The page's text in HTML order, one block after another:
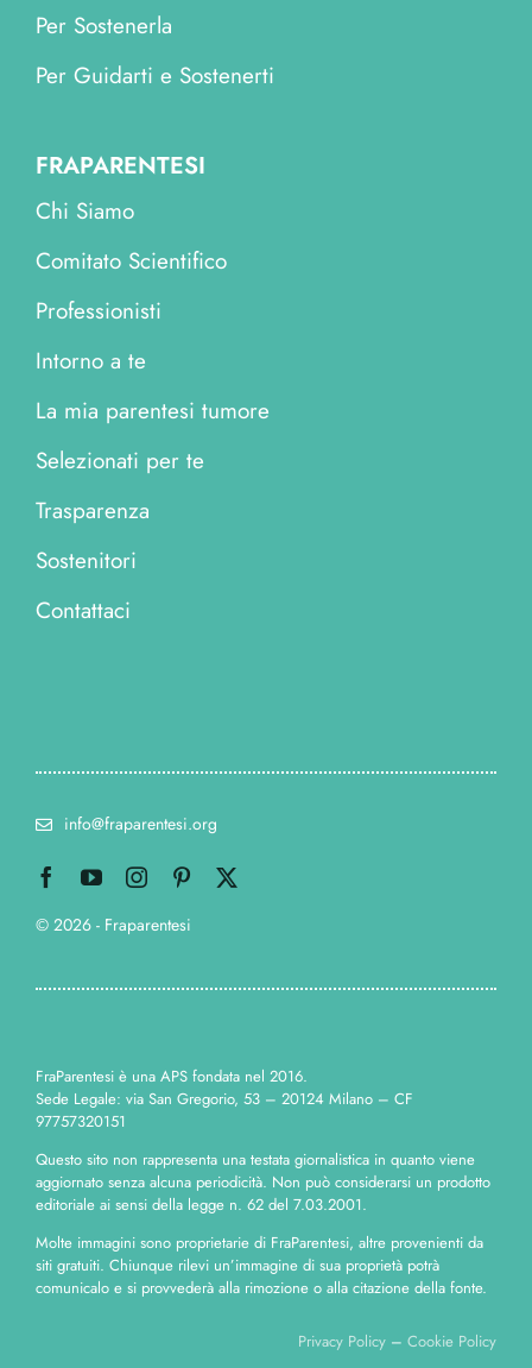
Per Sostenerla
Per Guidarti e Sostenerti
FRAPARENTESI
Chi Siamo
Comitato Scientifico
Professionisti
Intorno a te
La mia parentesi tumore
Selezionati per te
Trasparenza
Sostenitori
Contattaci
info@fraparentesi.org
© 2026 - Fraparentesi
FraParentesi è una APS fondata nel 2016.
Sede Legale: via San Gregorio, 53 – 20124 Milano – CF
97757320151
Questo sito non rappresenta una testata giornalistica in quanto viene
aggiornato senza alcuna periodicità. Non può considerarsi un prodotto
editoriale ai sensi della legge n. 62 del 7.03.2001.
Molte immagini sono proprietarie di FraParentesi, altre provenienti da
siti gratuiti. Chiunque rilevi un’immagine di sua proprietà potrà
comunicalo e si provvederà alla rimozione o alla citazione della fonte.
Privacy Policy –Cookie Policy